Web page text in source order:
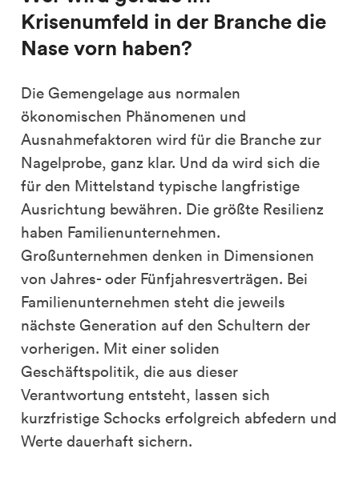
Krisenumfeld in der Branche die
Nase vorn haben?
Die Gemengelage aus normalen
ökonomischen Phänomenen und
Ausnahmefaktoren wird für die Branche zur
Nagelprobe, ganz klar. Und da wird sich die
für den Mittelstand typische langfristige
Ausrichtung bewähren. Die größte Resilienz
haben Familienunternehmen.
Großunternehmen denken in Dimensionen
von Jahres- oder Fünfjahresverträgen. Bei
Familienunternehmen steht die jeweils
nächste Generation auf den Schultern der
vorherigen. Mit einer soliden
Geschäftspolitik, die aus dieser
Verantwortung entsteht, lassen sich
kurzfristige Schocks erfolgreich abfedern und
Werte dauerhaft sichern.